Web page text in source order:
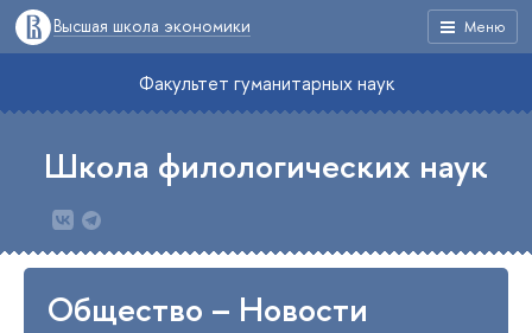
Меню
Высшая школа экономики
Факультет гуманитарных наук
Школа филологических наук
Общество – Новости